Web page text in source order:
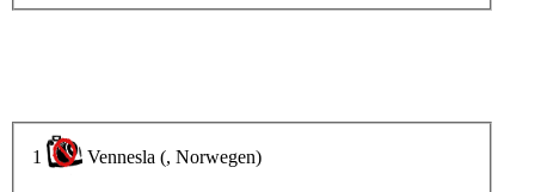
1 Vennesla (, Norwegen)